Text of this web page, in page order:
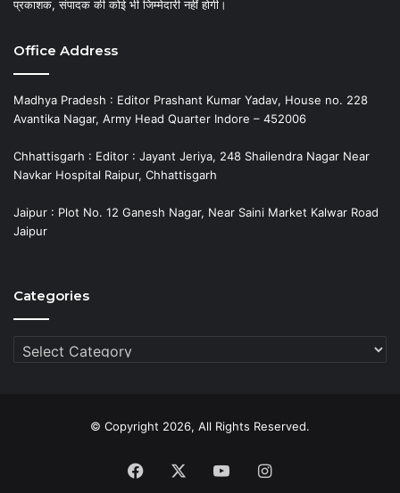
प्रकाशक, संपादक की कोई भी जिम्मेदारी नहीं होगी।
Office Address
Madhya Pradesh : Editor Prashant Kumar Yadav, House no. 228
Avantika Nagar, Army Head Quarter Indore – 452006
Chhattisgarh : Editor : Jayant Jeriya, 248 Shailendra Nagar Near
Navkar Hospital Raipur, Chhattisgarh
Jaipur : Plot No. 12 Ganesh Nagar, Near Saini Market Kalwar Road
Jaipur
Categories
Categories
© Copyright 2026, All Rights Reserved.
Facebook YouTubeInstagram